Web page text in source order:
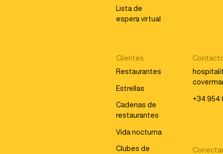
Lista de
espera virtual
Clientes
Restaurantes
Estrellas
Cadenas de
restaurantes
Vida nocturna
Clubes de
+34 954